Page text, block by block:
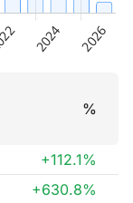
%
+112.1%
+630.8%